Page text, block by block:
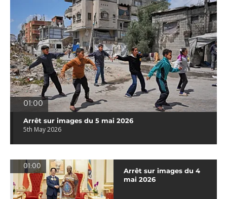
01:00
Arrêt sur images du 5 mai 2026
5th May 2026
01:00
Arrêt sur images du 4
mai 2026